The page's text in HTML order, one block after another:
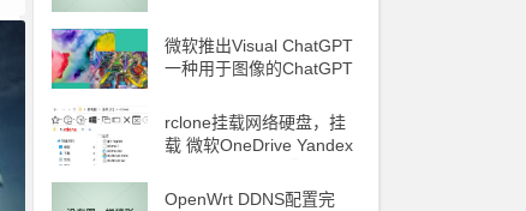
微软推出Visual ChatGPT
一种用于图像的ChatGPT
T 4 将能够制作视频
rclone挂载网络硬盘，挂
载 微软OneDrive Yandex
OS
OpenWrt DDNS配置完